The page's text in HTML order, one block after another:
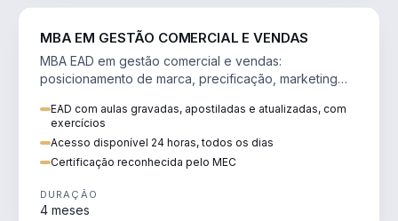
MBA EM GESTÃO COMERCIAL E VENDAS
MBA EAD em gestão comercial e vendas:
posicionamento de marca, precificação, marketing
EAD com aulas gravadas, apostiladas e atualizadas, com
exercícios
Acesso disponível 24 horas, todos os dias
Certificação reconhecida pelo MEC
DURAÇÃO
4 meses